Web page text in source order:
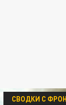
СВОДКИ С